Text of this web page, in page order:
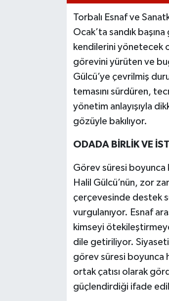
Torbalı Esnaf ve
Ocak’ta sandık
kendilerini yönetecek
görevini yürüten ve
Gülcü’ye çevrilmiş
temasını sürdüren,
yönetim anlayışıyla
gözüyle bakılıyor.
ODADA BİRLİK VE
Görev süresi boyunca
Halil Gülcü’nün, zor
çerçevesinde destek
vurgulanıyor. Esnaf
kimseyi
dile getiriliyor. Siyaseti
görev süresi boyunca
ortak çatısı olarak
güçlendirdiği ifade